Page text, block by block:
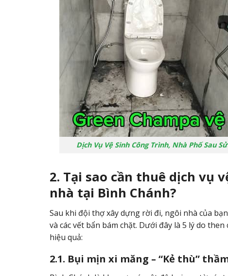
Dịch Vụ Vệ Sinh Công Trình, Nhà Phố Sau
2. Tại sao cần thuê dịch vụ
nhà tại Bình Chánh?
Sau khi đội thợ xây dựng rời đi, ngôi nhà của
và các vết bẩn bám chặt. Dưới đây là 5 lý do
hiệu quả:
2.1. Bụi mịn xi măng – “Kẻ thù”